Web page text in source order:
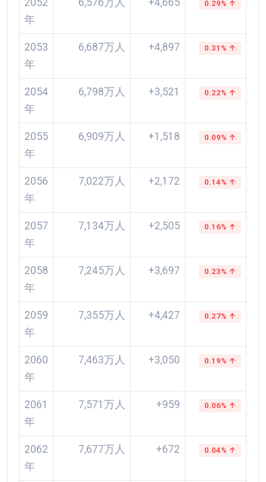
2052
年
6,576万人 +4,665 0.29% ↑
2053
年
6,687万人 +4,897 0.31% ↑
2054
年
6,798万人 +3,521 0.22% ↑
2055
年
6,909万人 +1,518 0.09% ↑
2056
年
7,022万人 +2,172 0.14% ↑
2057
年
7,134万人 +2,505 0.16% ↑
2058
年
7,245万人 +3,697 0.23% ↑
2059
年
7,355万人 +4,427 0.27% ↑
2060
年
7,463万人 +3,050 0.19% ↑
2061
年
7,571万人 +959 0.06% ↑
2062
年
7,677万人 +672 0.04% ↑